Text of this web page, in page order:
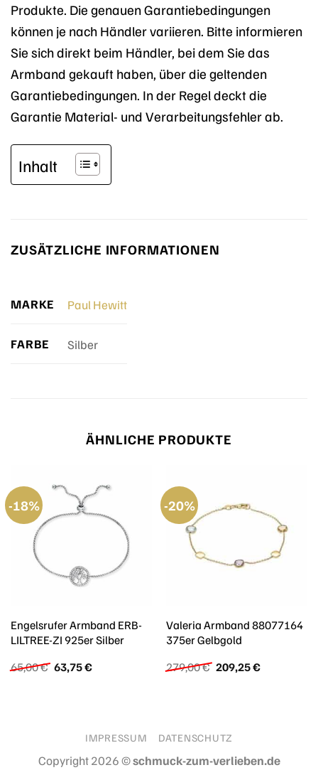
Produkte. Die genauen Garantiebedingungen
können je nach Händler variieren. Bitte informieren
Sie sich direkt beim Händler, bei dem Sie das
Armband gekauft haben, über die geltenden
Garantiebedingungen. In der Regel deckt die
Garantie Material- und Verarbeitungsfehler ab.
Inhalt
ZUSÄTZLICHE INFORMATIONEN
MARKE Paul Hewitt
FARBE Silber
ÄHNLICHE PRODUKTE
-18%
Engelsrufer Armband ERB-
LILTREE-ZI 925er Silber
65,00€ Ursprünglicher
Preis
63,75€Aktueller
-20%
Valeria Armband 88077164
375er Gelbgold
279,00€ Ursprünglicher
Preis
209,25€Aktueller
IMPRESSUM DATENSCHUTZ
Copyright 2026 ©schmuck-zum-verlieben.de